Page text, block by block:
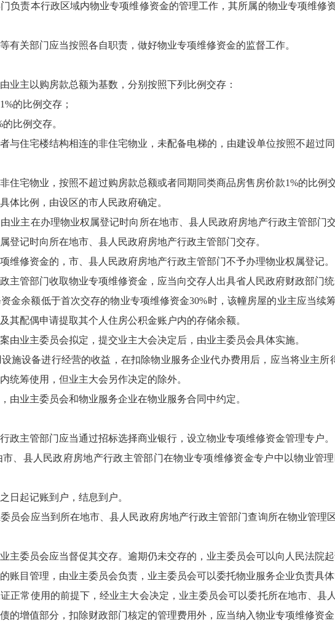
负责本行政区域内物业专项维修资金的管理工作，其所属的物业专项维修
有关部门应当按照各自职责，做好物业专项维修资金的监督工作。
主以购房款总额为基数，分别按照下列比例交存：
的比例交存；
比例交存。
与住宅楼结构相连的非住宅物业，未配备电梯的，由建设单位按照不超过
住宅物业，按照不超过购房款总额或者同期同类商品房售房价款1%的比例交
体比例，由设区的市人民政府确定。
主在办理物业权属登记时向所在地市、县人民政府房地产行政主管部门
登记时向所在地市、县人民政府房地产行政主管部门交存。
维修资金的，市、县人民政府房地产行政主管部门不予办理物业权属登记。
管部门收取物业专项维修资金，应当向交存人出具省人民政府财政部门统
余额低于首次交存的物业专项维修资金30%时，该幢房屋的业主应当续
其配偶申请提取其个人住房公积金账户内的存储余额。
由业主委员会拟定，提交业主大会决定后，由业主委员会具体实施。
设备进行经营的收益，在扣除物业服务企业代办费用后，应当将业主所
统筹使用，但业主大会另作决定的除外。
由业主委员会和物业服务企业在物业服务合同中约定。
主管部门应当通过招标选择商业银行，设立物业专项维修资金管理专户。
、县人民政府房地产行政主管部门在物业专项维修资金专户中以物业管
日起记账到户，结息到户。
会应当到所在地市、县人民政府房地产行政主管部门查询所在物业管理
主委员会应当督促其交存。逾期仍未交存的，业主委员会可以向人民法院起
目管理，由业主委员会负责，业主委员会可以委托物业服务企业负责具体
常使用的前提下，经业主大会决定，业主委员会可以委托所在地市、县
的增值部分，扣除财政部门核定的管理费用外，应当纳入物业专项维修资